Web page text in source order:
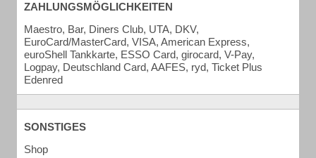
ZAHLUNGSMÖGLICHKEITEN
Maestro, Bar, Diners Club, UTA, DKV,
EuroCard/MasterCard, VISA, American Express,
euroShell Tankkarte, ESSO Card, girocard, V-Pay,
Logpay, Deutschland Card, AAFES, ryd, Ticket Plus
Edenred
SONSTIGES
Shop